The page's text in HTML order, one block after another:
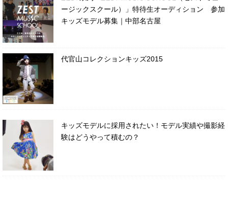
ージックスクール）」特待生オーディション 参加
キッズモデル募集｜中部名古屋
代官山コレクションキッズ2015
キッズモデルに採用されたい！モデル実績や撮影経
験はどうやって積むの？